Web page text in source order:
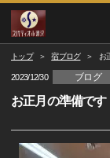
トップ 宿ブログ お
2023/12/30 ブログ
お正月の準備です